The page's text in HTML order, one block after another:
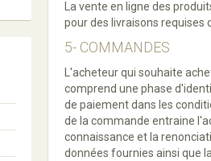
La vente en ligne des
pour des livraisons requises
5- COMMANDES
L'acheteur qui souhaite
comprend une phase
de paiement dans les
de la commande entraine
connaissance et la
données fournies ainsi que